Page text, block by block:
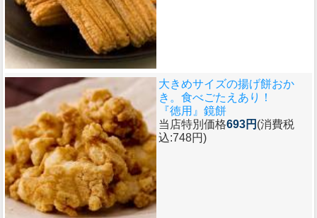
大きめサイズの揚げ餅おか
き。食べごたえあり！
『徳用』鏡餅
当店特別価格693円 (消費税
込:748円)